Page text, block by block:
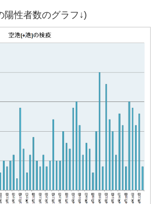
陽性者数のグラフ↓)